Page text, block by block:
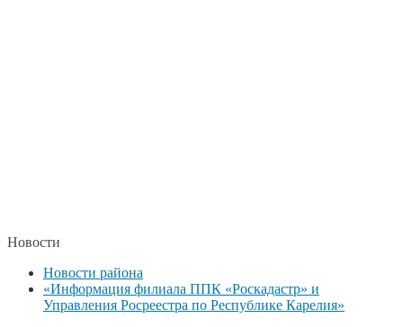
Новости
Новости района
«Информация филиала ППК «Роскадастр» и
Управления Росреестра по Республике Карелия»